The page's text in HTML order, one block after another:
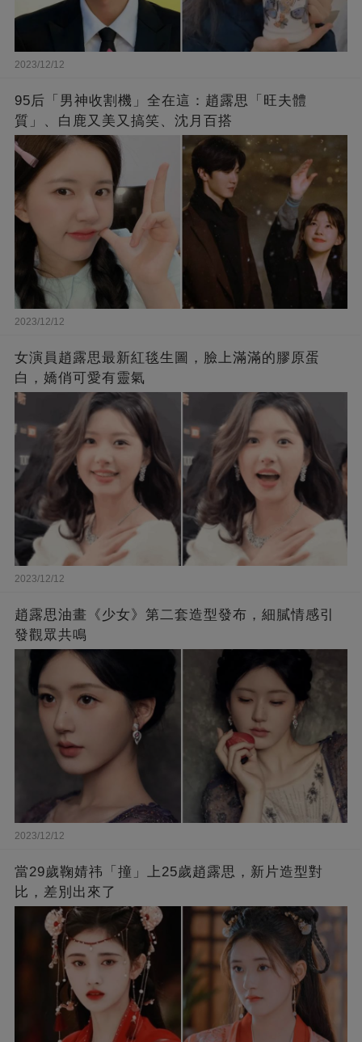
2023/12/12
95后「男神收割機」全在這：趙露思「旺夫體
質」、白鹿又美又搞笑、沈月百搭
2023/12/12
女演員趙露思最新紅毯生圖，臉上滿滿的膠原蛋
白，嬌俏可愛有靈氣
2023/12/12
趙露思油畫《少女》第二套造型發布，細膩情感引
發觀眾共鳴
2023/12/12
當29歲鞠婧祎「撞」上25歲趙露思，新片造型對
比，差別出來了